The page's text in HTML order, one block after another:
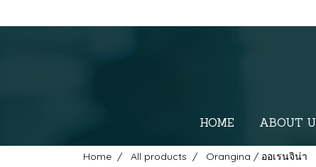
HOME ABOUT
Home All products Orangina / ออเรนจิน่า